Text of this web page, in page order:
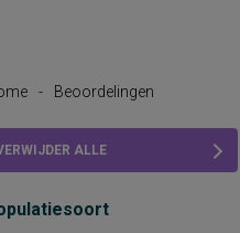
- Beoordelingen
ALLE